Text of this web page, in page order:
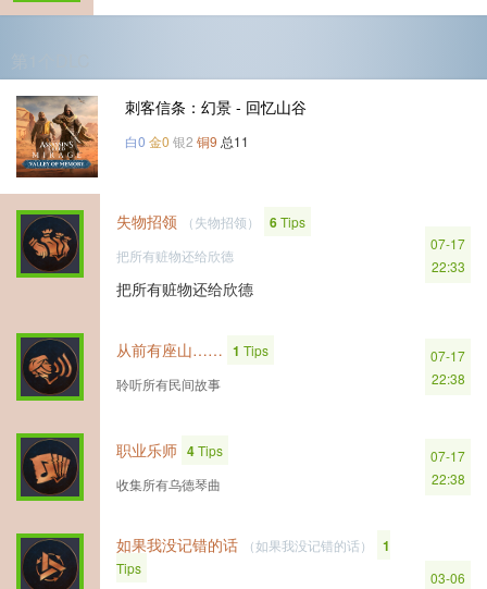
刺客信条：幻景 - 回忆山谷
白0 金0 银2 铜9 总11
失物招领 （失物招领） 6Tips
把所有赃物还给欣德
把所有赃物还给欣德
07-17
22:33
从前有座山…… 1 Tips
聆听所有民间故事
07-17
22:38
职业乐师 4Tips
收集所有乌德琴曲
07-17
22:38
如果我没记错的话 （如果我没记错的话） 1
Tips
03-06